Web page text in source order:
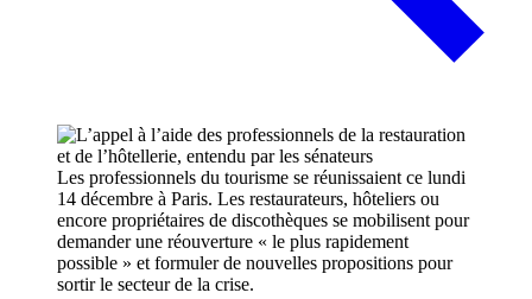
Les professionnels du tourisme se réunissaient ce lundi
14 décembre à Paris. Les restaurateurs, hôteliers ou
encore propriétaires de discothèques se mobilisent pour
demander une réouverture « le plus rapidement
possible » et formuler de nouvelles propositions pour
sortir le secteur de la crise.